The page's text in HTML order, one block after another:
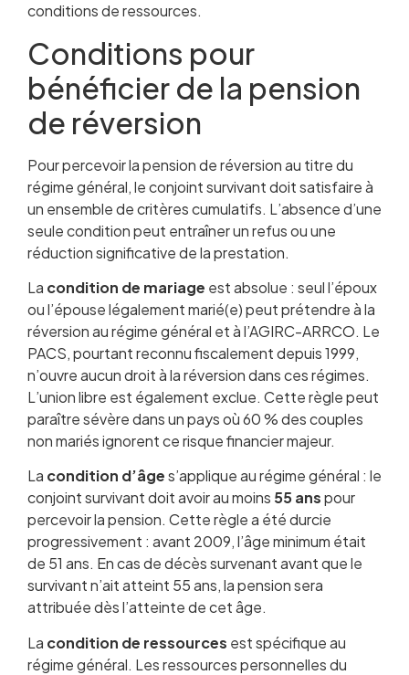
conditions de ressources.
Conditions pour
bénéficier de la pension
de réversion
Pour percevoir la pension de réversion au titre du
régime général, le conjoint survivant doit satisfaire à
un ensemble de critères cumulatifs. L’absence d’une
seule condition peut entraîner un refus ou une
réduction significative de la prestation.
La condition de mariage est absolue : seul l’époux
ou l’épouse légalement marié(e) peut prétendre à la
réversion au régime général et à l’AGIRC-ARRCO. Le
PACS, pourtant reconnu fiscalement depuis 1999,
n’ouvre aucun droit à la réversion dans ces régimes.
L’union libre est également exclue. Cette règle peut
paraître sévère dans un pays où 60 % des couples
non mariés ignorent ce risque financier majeur.
La condition d’âges’applique au régime général : le
conjoint survivant doit avoir au moins 55 anspour
percevoir la pension. Cette règle a été durcie
progressivement : avant 2009, l’âge minimum était
de 51 ans. En cas de décès survenant avant que le
survivant n’ait atteint 55 ans, la pension sera
attribuée dès l’atteinte de cet âge.
La condition de ressources est spécifique au
régime général. Les ressources personnelles du